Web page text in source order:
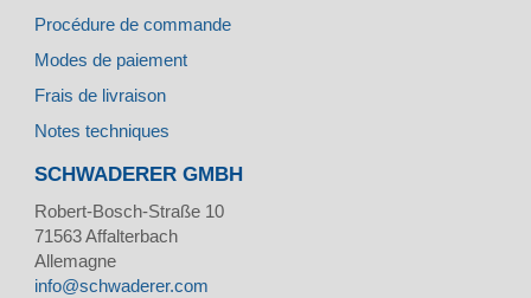
Procédure de commande
Modes de paiement
Frais de livraison
Notes techniques
SCHWADERER GMBH
Robert-Bosch-Straße 10
71563Affalterbach
Allemagne
info@schwaderer.com